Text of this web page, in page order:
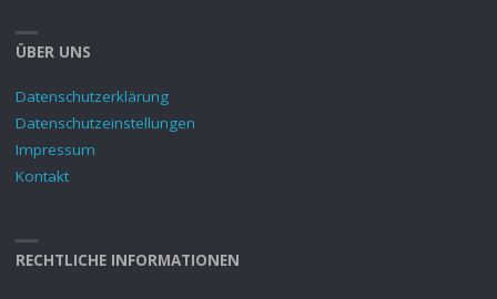
ÜBER UNS
Datenschutzerklärung
Datenschutzeinstellungen
Impressum
Kontakt
RECHTLICHE INFORMATIONEN